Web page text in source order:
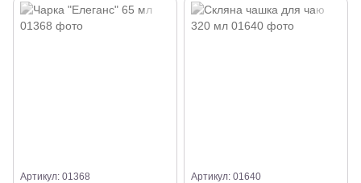
Артикул: 01368 Артикул: 01640